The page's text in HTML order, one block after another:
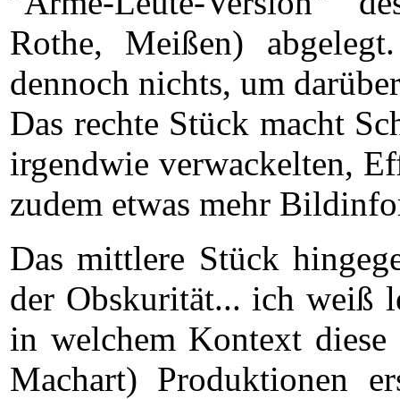
Rothe, Meißen)
dennoch nichts, um
Das rechte Stück macht
irgendwie verwackelten,
zudem etwas mehr
Das mittlere Stück
der Obskurität... ich weiß
in welchem Kontext
Machart) Produktionen